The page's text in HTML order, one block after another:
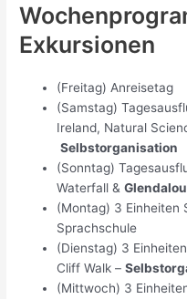
Exkursionen
(Freitag) Anreisetag
(Samstag)
Ireland, Natural
Selbstorganisation
(Sonntag)
Waterfall &
(Montag) 3 Einheiten
Sprachschule
(Dienstag) 3
Cliff Walk –
(Mittwoch) 3